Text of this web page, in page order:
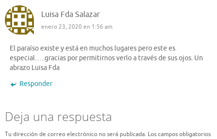
Luisa Fda Salazar
enero 23, 2020 en 1:56 am
El paraíso existe y está en muchos lugares pero este es
especial…..gracias por permitirnos verlo a través de sus ojos. Un
abrazo Luisa Fda
Responder
Deja una respuesta
Tu dirección de correo electrónico no será publicada. Los campos obligatorios